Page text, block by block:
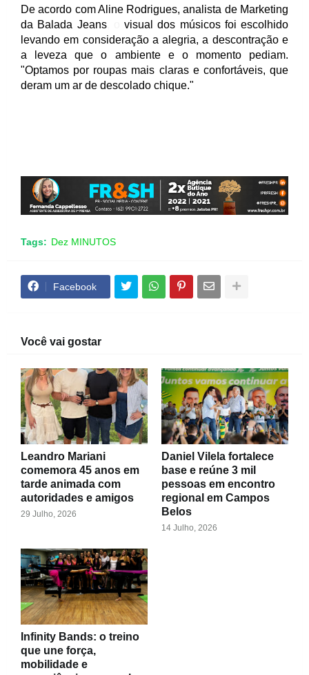
De acordo com Aline Rodrigues, analista de Marketing
da Balada Jeans,
visual dos músicos foi escolhido
levando em consideração a alegria, a descontração e
a leveza que o ambiente e o momento pediam.
"Optamos por roupas mais claras e confortáveis, que
deram um ar de descolado chique."
Tags: Dez MINUTOS
Facebook
Você vai gostar
Leandro Mariani
comemora 45 anos em
tarde animada com
autoridades e amigos
29 Julho, 2026
Daniel Vilela fortalece
base e reúne 3 mil
pessoas em encontro
regional em Campos
Belos
14 Julho, 2026
Infinity Bands: o treino
que une força,
mobilidade e